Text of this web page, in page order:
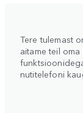
Tere tulemast
aitame teil
nutitelefoni